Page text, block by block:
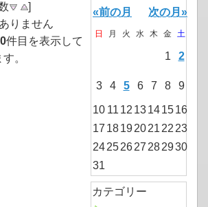
]
りません
0件目を表示して
。
«前の月 次の月»
日 月 火 水 木 金 土
1 2
3 4 5 6 7 8 9
10 11 12 13141516
17 18192021 22 23
24252627 282930
31
カテゴリー